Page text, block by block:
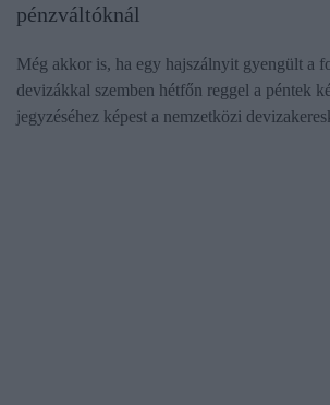
pénzváltóknál
Még akkor is, ha egy hajszálnyit gyengült a
devizákkal szemben hétfőn reggel a péntek
jegyzéséhez képest a nemzetközi